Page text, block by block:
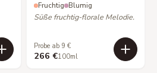
Fruchtig Blumig
Süße fruchtig-florale Melodie.
Probe ab 9 €
266 €100ml